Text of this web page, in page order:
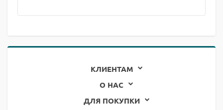
КЛИЕНТАМ
О НАС
ДЛЯ ПОКУПКИ